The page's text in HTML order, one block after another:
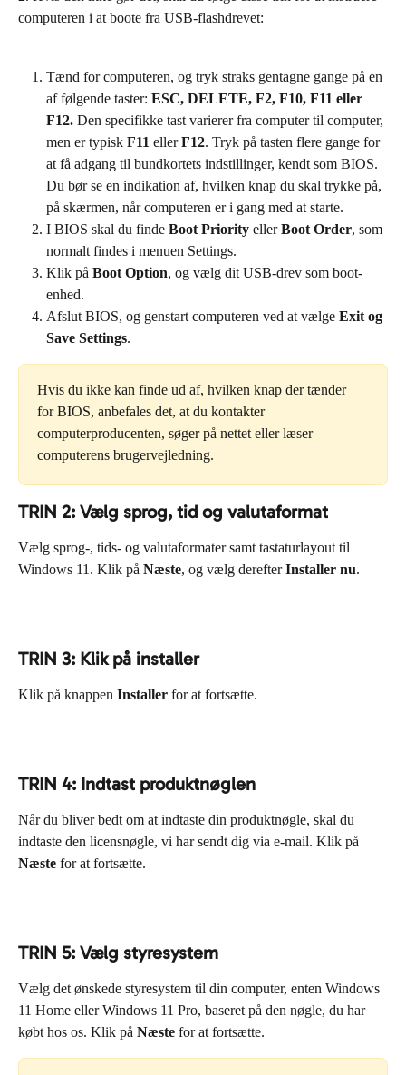
computeren i at boote fra USB-flashdrevet:
Tænd for computeren, og tryk straks gentagne gange på en
af følgende taster: ESC, DELETE, F2, F10, F11 eller
F12. Den specifikke tast varierer fra computer til computer,
men er typisk F11 eller F12. Tryk på tasten flere gange for
at få adgang til bundkortets indstillinger, kendt som BIOS.
Du bør se en indikation af, hvilken knap du skal trykke på,
på skærmen, når computeren er i gang med at starte.
I BIOS skal du finde Boot Priority eller Boot Order, som
normalt findes i menuen Settings.
Klik på Boot Option, og vælg dit USB-drev som boot-
enhed.
Afslut BIOS, og genstart computeren ved at vælge Exit og
Save Settings.
Hvis du ikke kan finde ud af, hvilken knap der tænder
for BIOS, anbefales det, at du kontakter
computerproducenten, søger på nettet eller læser
computerens brugervejledning.
TRIN 2: Vælg sprog, tid og valutaformat
Vælg sprog-, tids- og valutaformater samt tastaturlayout til
Windows 11. Klik på Næste, og vælg derefter Installer nu.
TRIN 3: Klik på installer
Klik på knappen Installer for at fortsætte.
TRIN 4: Indtast produktnøglen
Når du bliver bedt om at indtaste din produktnøgle, skal du
indtaste den licensnøgle, vi har sendt dig via e-mail. Klik på
Næste for at fortsætte.
TRIN 5: Vælg styresystem
Vælg det ønskede styresystem til din computer, enten Windows
11 Home eller Windows 11 Pro, baseret på den nøgle, du har
købt hos os. Klik på Næste for at fortsætte.